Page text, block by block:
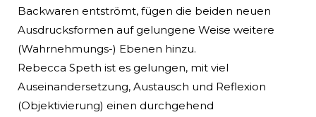
Backwaren entströmt, fügen die beiden neuen
Ausdrucksformen auf gelungene Weise weitere
(Wahrnehmungs-) Ebenen hinzu.
Rebecca Speth ist es gelungen, mit viel
Auseinandersetzung, Austausch und Reflexion
(Objektivierung) einen durchgehend